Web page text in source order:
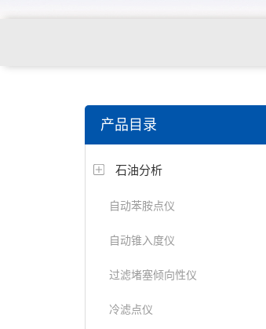
产品目录
石油分析
自动苯胺点仪
自动锥入度仪
过滤堵塞倾向性仪
冷滤点仪